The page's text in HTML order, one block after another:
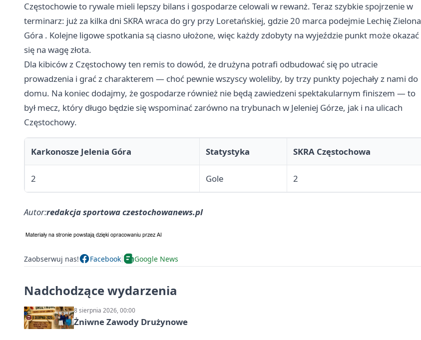
Częstochowie to rywale mieli lepszy bilans i gospodarze celowali w rewanż. Teraz szybkie spojrzenie w
terminarz: już za kilka dni SKRA wraca do gry przy Loretańskiej, gdzie 20 marca podejmie LechięZielona
Góra . Kolejne ligowe spotkania są ciasno ułożone, więc każdy zdobyty na wyjeździe punkt może okazać
się na wagę złota.
Dla kibiców z Częstochowy ten remis to dowód, że drużyna potrafi odbudować się po utracie
prowadzenia i grać z charakterem — choć pewnie wszyscy woleliby, by trzy punkty pojechały z nami do
domu. Na koniec dodajmy, że gospodarze również nie będą zawiedzeni spektakularnym finiszem — to
był mecz, który długo będzie się wspominać zarówno na trybunach w Jeleniej Górze, jak i na ulicach
Częstochowy.
Karkonosze Jelenia Góra Statystyka SKRA Częstochowa
2 Gole 2
Autor:redakcja sportowa czestochowanews.pl
Zaobserwuj nas! Facebook Google News
Nadchodzące wydarzenia
8 sierpnia 2026, 00:00
Żniwne Zawody Drużynowe